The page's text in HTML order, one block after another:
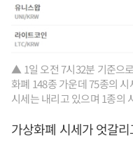
▲ 1일 오전 7시32분 기준으
화폐 148종 가운데 75종의
시세는 내리고 있으며 1종의
가상화폐 시세가 엇갈